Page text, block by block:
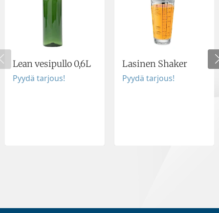
Lean vesipullo 0,6L
Pyydä tarjous!
Lasinen Shaker
Pyydä tarjous!